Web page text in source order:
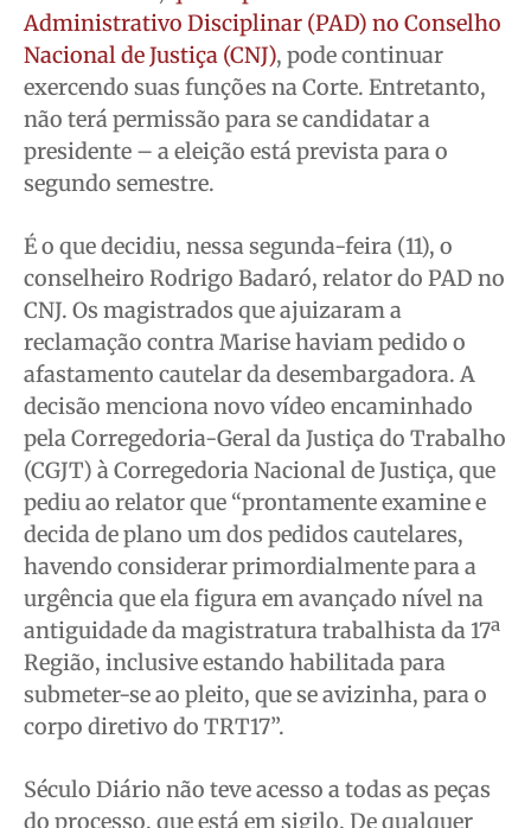
Quem Somos
Expediente
Contato
Anuncie
Termos de Uso
Privacidade
Quem Somos
Expediente
Contato
Anuncie
Termos de Uso
Privacidade
Quem Somos
Expediente
Contato
Anuncie
Termos de Uso
Privacidade
Quem Somos
Expediente
Contato
Anuncie
Termos de Uso
Privacidade
Administrativo Disciplinar (PAD) no Conselho
Nacional de Justiça (CNJ), pode continuar
exercendo suas funções na Corte. Entretanto,
não terá permissão para se candidatar a
presidente – a eleição está prevista para o
segundo semestre.
É o que decidiu, nessa segunda-feira (11), o
conselheiro Rodrigo Badaró, relator do PAD no
CNJ. Os magistrados que ajuizaram a
reclamação contra Marise haviam pedido o
afastamento cautelar da desembargadora. A
decisão menciona novo vídeo encaminhado
pela Corregedoria-Geral da Justiça do Trabalho
(CGJT) à Corregedoria Nacional de Justiça, que
pediu ao relator que “prontamente examine e
decida de plano um dos pedidos cautelares,
havendo considerar primordialmente para a
urgência que ela figura em avançado nível na
antiguidade da magistratura trabalhista da 17ª
Região, inclusive estando habilitada para
submeter-se ao pleito, que se avizinha, para o
corpo diretivo do TRT17”.
Século Diário não teve acesso a todas as peças
do processo, que está em sigilo. De qualquer